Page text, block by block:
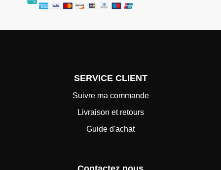
SERVICE CLIENT
Suivre ma commande
Livraison et retours
Guide d'achat